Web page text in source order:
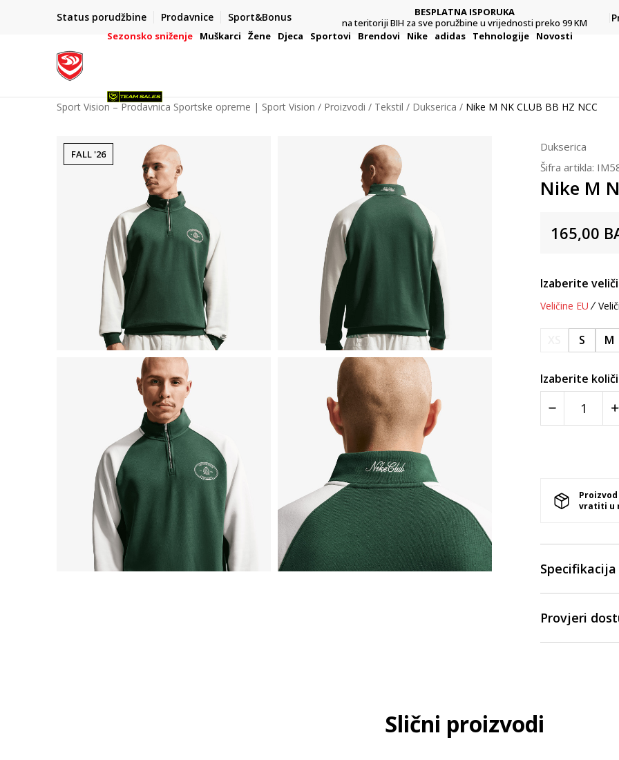
Status porudžbine Prodavnice Sport&Bonus
POZOVITE NAS NA : 055/490-400
Pon-Pet od 9h - 16h
BESPLATNA ISPORUKA
na teritoriji BIH za sve poružbine u vrijednosti preko 99 KM
Sezonsko sniženje Muškarci Žene Djeca Sportovi Brendovi Nike adidas Tehnologije Novosti
Sport Vision – Prodavnica Sportske opreme | Sport Vision Proizvodi Tekstil Dukserica Nike M NK CLUB BB HZ NCC
FALL '26
Dukserica
Šifra artikla:
Nike M
165,00
Izaberite
Veličine EU
S M
Izaberite
vratiti u
Specifikacija
Provjeri
Slični proizvodi